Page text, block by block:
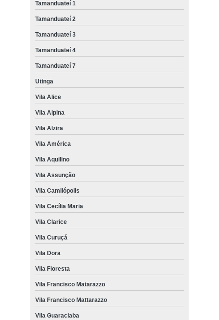
Tamanduateí 1
Tamanduateí 2
Tamanduateí 3
Tamanduateí 4
Tamanduateí 7
Utinga
Vila Alice
Vila Alpina
Vila Alzira
Vila América
Vila Aquilino
Vila Assunção
Vila Camilópolis
Vila Cecília Maria
Vila Clarice
Vila Curuçá
Vila Dora
Vila Floresta
Vila Francisco Matarazzo
Vila Francisco Mattarazzo
Vila Guaraciaba